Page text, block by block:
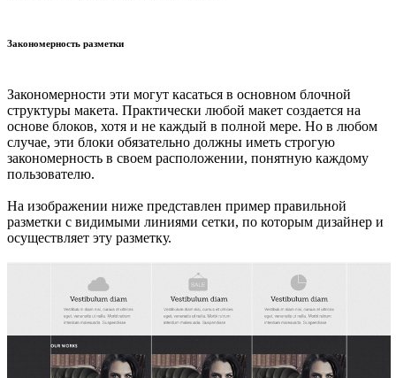
Закономерность разметки
Закономерности эти могут касаться в основном блочной
структуры макета. Практически любой макет создается на
основе блоков, хотя и не каждый в полной мере. Но в любом
случае, эти блоки обязательно должны иметь строгую
закономерность в своем расположении, понятную каждому
пользователю.
На изображении ниже представлен пример правильной
разметки с видимыми линиями сетки, по которым дизайнер и
осуществляет эту разметку.